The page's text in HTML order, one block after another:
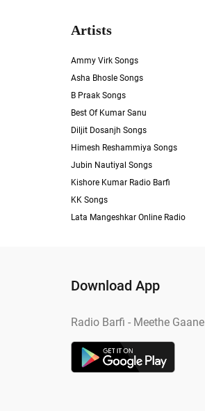
Artists
Ammy Virk Songs
Asha Bhosle Songs
B Praak Songs
Best Of Kumar Sanu
Diljit Dosanjh Songs
Himesh Reshammiya Songs
Jubin Nautiyal Songs
Kishore Kumar Radio Barfi
KK Songs
Lata Mangeshkar Online Radio
Download App
Radio Barfi - Meethe Gaane